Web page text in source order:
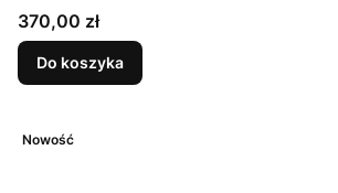
Cena
370,00 zł
Do koszyka
Nowość